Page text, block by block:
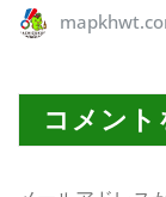
コメン